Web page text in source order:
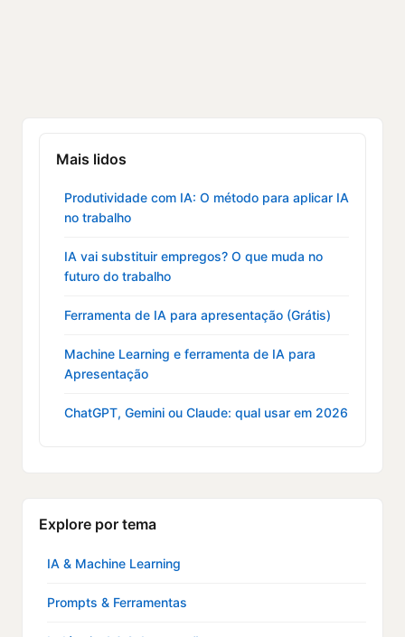
Mais lidos
Produtividade com IA: O método para aplicar IA
no trabalho
IA vai substituir empregos? O que muda no
futuro do trabalho
Ferramenta de IA para apresentação (Grátis)
Machine Learning e ferramenta de IA para
Apresentação
ChatGPT, Gemini ou Claude: qual usar em 2026
Explore por tema
IA & Machine Learning
Prompts & Ferramentas